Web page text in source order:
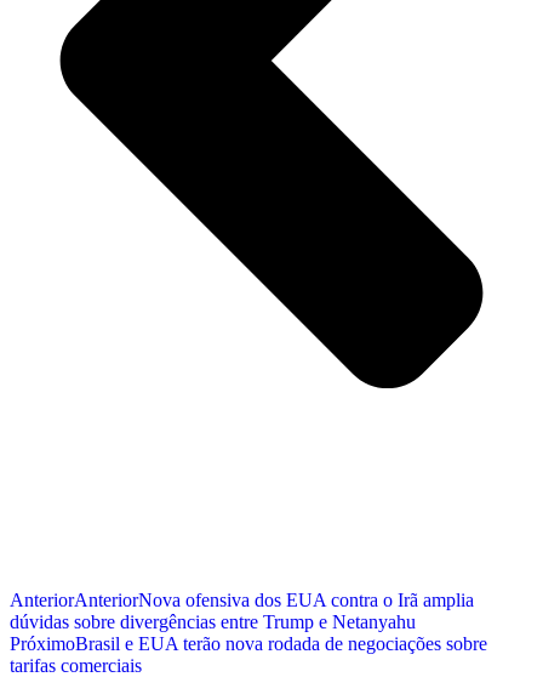
AnteriorAnteriorNova ofensiva dos EUA contra o Irã amplia
dúvidas sobre divergências entre Trump e Netanyahu
PróximoBrasil e EUA terão nova rodada de negociações sobre
tarifas comerciais